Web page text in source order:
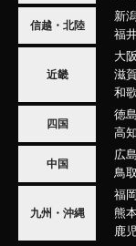
信越・北陸
新
福
近畿
大阪
滋賀
和
四国
徳島
高知
中国
広島
鳥取
九州・沖縄
福岡
熊
鹿